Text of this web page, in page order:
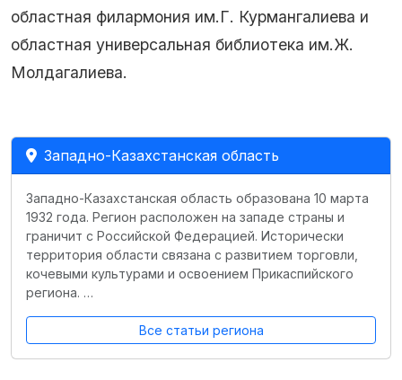
областная филармония им.Г. Курмангалиева и
областная универсальная библиотека им.Ж.
Молдагалиева.
Западно-Казахстанская область
Западно-Казахстанская область образована 10 марта
1932 года. Регион расположен на западе страны и
граничит с Российской Федерацией. Исторически
территория области связана с развитием торговли,
кочевыми культурами и освоением Прикаспийского
региона. …
Все статьи региона